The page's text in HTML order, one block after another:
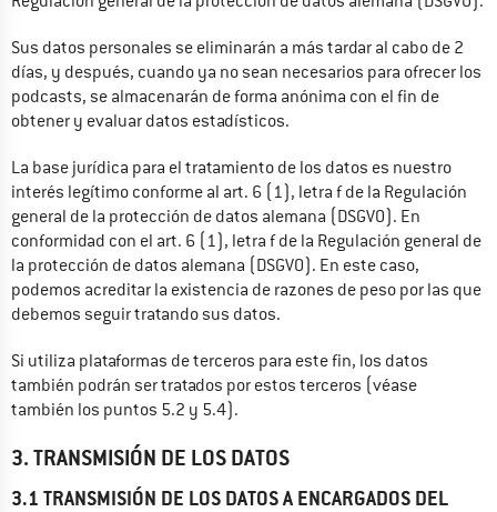
Sus datos personales se eliminarán a más tardar al cabo de 2
días, y después, cuando ya no sean necesarios para ofrecer los
podcasts, se almacenarán de forma anónima con el fin de
obtener y evaluar datos estadísticos.
La base jurídica para el tratamiento de los datos es nuestro
interés legítimo conforme al art. 6 (1), letra f de la Regulación
general de la protección de datos alemana (DSGVO). En
conformidad con el art. 6 (1), letra f de la Regulación general de
la protección de datos alemana (DSGVO). En este caso,
podemos acreditar la existencia de razones de peso por las que
debemos seguir tratando sus datos.
Si utiliza plataformas de terceros para este fin, los datos
también podrán ser tratados por estos terceros (véase
también los puntos 5.2 y 5.4).
3. TRANSMISIÓN DE LOS DATOS
3.1 TRANSMISIÓN DE LOS DATOS A ENCARGADOS DEL